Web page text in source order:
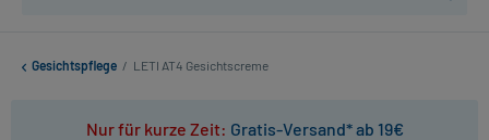
Gesichtspflege / LETI AT4 Gesichtscreme
Nur für kurze Zeit: Gratis-Versand* ab 19€